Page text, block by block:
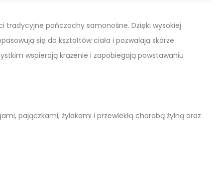
tradycyjne pończochy samonośne. Dzięki wysokiej
się do kształtów ciała i pozwalają skórze
wspierają krążenie i zapobiegają powstawaniu
pajączkami, żylakami i przewlekłą chorobą żylną oraz